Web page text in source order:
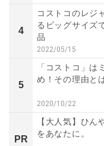
4
コストコのレジ
るビッグサイズ
品
2022/05/15
5
「コストコ」は
め！その理由と
2020/10/22
PR
【大人気】ひん
をあなたに。